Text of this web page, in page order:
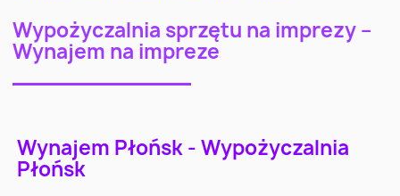
Wypożyczalnia sprzętu na imprezy –
Wynajem na impreze
Wynajem Płońsk - Wypożyczalnia
Płońsk